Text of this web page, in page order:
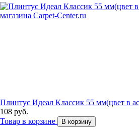
Плинтус Идеал Классик 55 мм(цвет в
108 руб.
Товар в корзине
В корзину